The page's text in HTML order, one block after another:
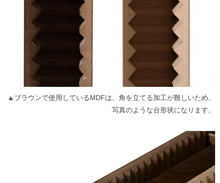
▲ブラウンで使用しているMDFは、角を立てる加工が難しいため、
写真のような台形状になります。